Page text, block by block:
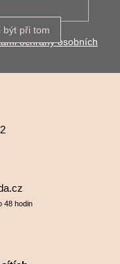
být při tom
ochrany osobních
48 hodin